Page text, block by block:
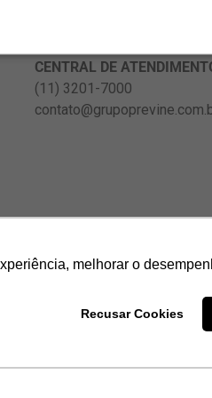
melhorar o
Recusar Cookies
CENTRAL DE
(11) 3201-7000